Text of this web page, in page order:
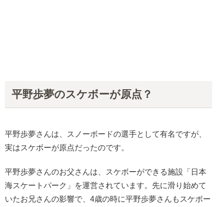
平野歩夢のスケボーが原点？
平野歩夢さんは、スノーボードの選手として有名ですが、
実はスケボーが原点だったのです。
平野歩夢さんのお父さんは、スケボーができる施設「日本
海スケートパーク」を運営されています。先に滑り始めて
いたお兄さんの影響で、4歳の時に平野歩夢さんもスケボー